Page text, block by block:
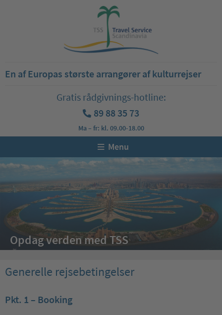
En af Europas største arrangører af kulturrejser
Gratis rådgivnings-hotline:
89 88 35 73
Ma – fr: kl. 09.00-18.00
Menu
Opdag verden med TSS
Generelle rejsebetingelser
Pkt. 1 – Booking